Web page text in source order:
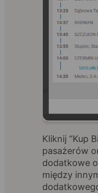
Kliknij “Kup
pasażerów
dodatkowe
między